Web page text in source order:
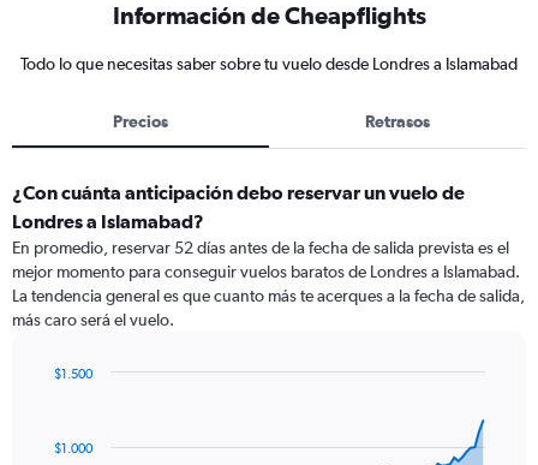
Información de Cheapflights
Todo lo que necesitas saber sobre tu vuelo desde Londres a Islamabad
Precios Retrasos
¿Con cuánta anticipación debo reservar un vuelo de
Londres a Islamabad?
En promedio, reservar 52 días antes de la fecha de salida prevista es el
mejor momento para conseguir vuelos baratos de Londres a Islamabad.
La tendencia general es que cuanto más te acerques a la fecha de salida,
más caro será el vuelo.
data
$1.000
$1.500